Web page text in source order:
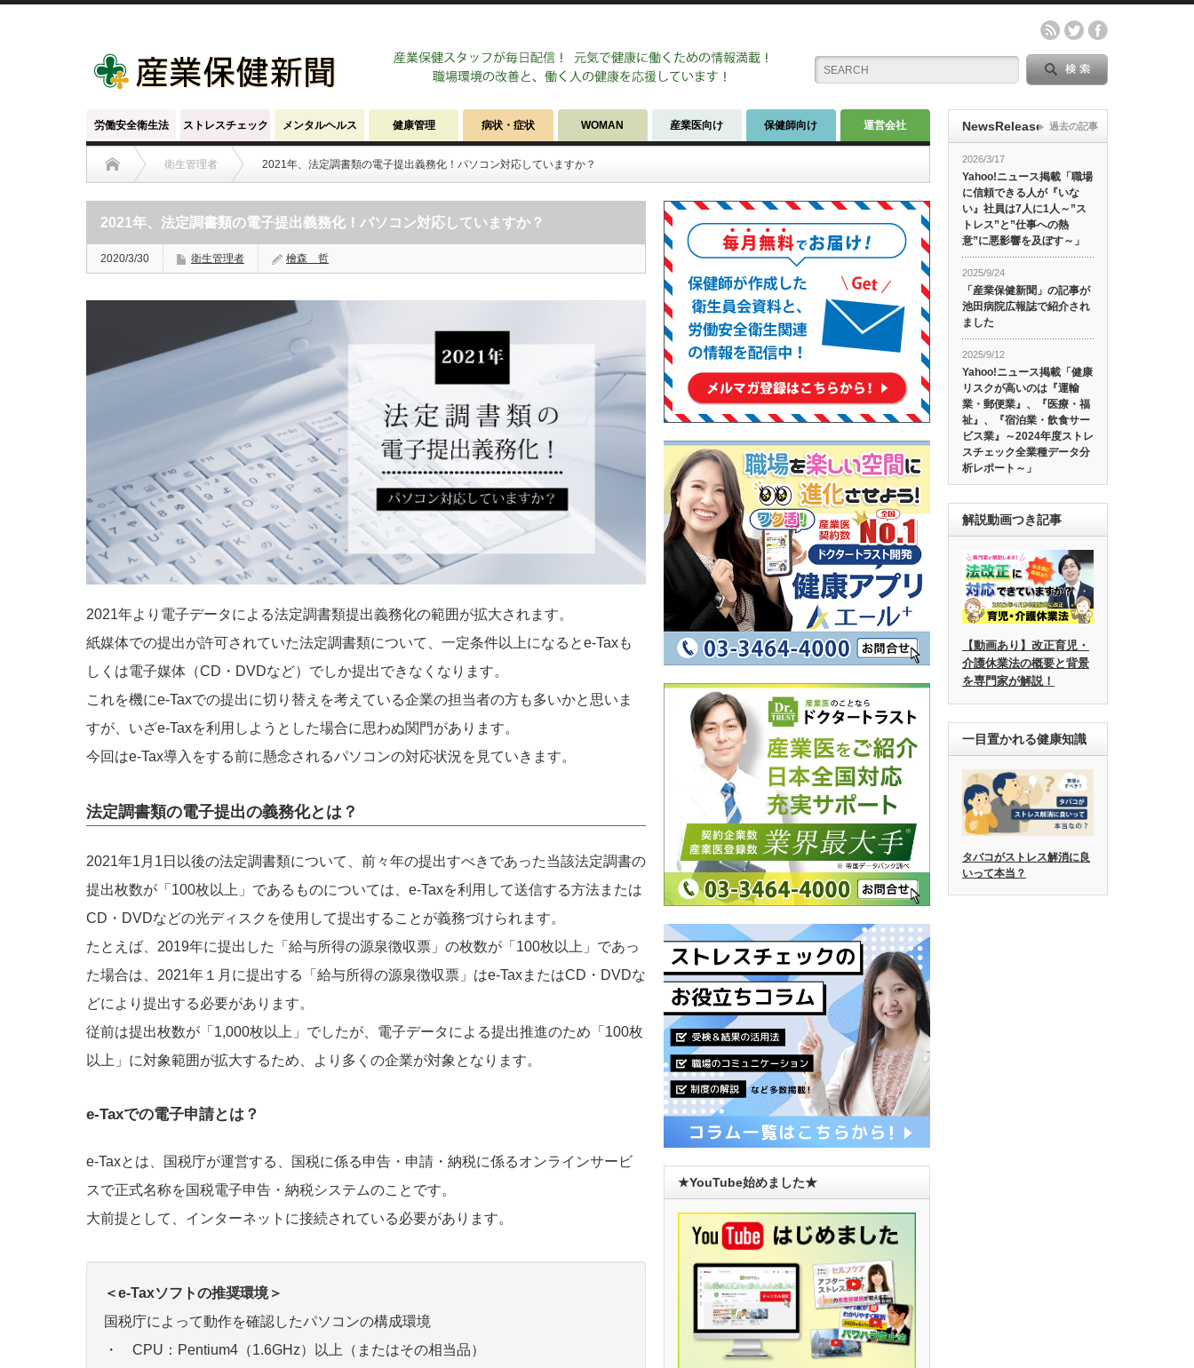
労働安全衛生法 ストレスチェック メンタルヘルス 健康管理 病状・症状 WOMAN 産業医向け 保健師向け 運営会社
衛生管理者 2021年、法定調書類の電子提出義務化！パソコン対応していますか？
2021年、法定調書類の電子提出義務化！パソコン対応していますか？
2020/3/30 衛生管理者 檜森 哲
2021年より電子データによる法定調書類提出義務化の範囲が拡大されます。
紙媒体での提出が許可されていた法定調書類について、一定条件以上になるとe-Taxも
しくは電子媒体（CD・DVDなど）でしか提出できなくなります。
これを機にe-Taxでの提出に切り替えを考えている企業の担当者の方も多いかと思いま
すが、いざe-Taxを利用しようとした場合に思わぬ関門があります。
今回はe-Tax導入をする前に懸念されるパソコンの対応状況を見ていきます。
法定調書類の電子提出の義務化とは？
2021年1月1日以後の法定調書類について、前々年の提出すべきであった当該法定調書の
提出枚数が「100枚以上」であるものについては、e-Taxを利用して送信する方法または
CD・DVDなどの光ディスクを使用して提出することが義務づけられます。
たとえば、2019年に提出した「給与所得の源泉徴収票」の枚数が「100枚以上」であっ
た場合は、2021年１月に提出する「給与所得の源泉徴収票」はe-TaxまたはCD・DVDな
どにより提出する必要があります。
従前は提出枚数が「1,000枚以上」でしたが、電子データによる提出推進のため「100枚
以上」に対象範囲が拡大するため、より多くの企業が対象となります。
e-Taxでの電子申請とは？
e-Taxとは、国税庁が運営する、国税に係る申告・申請・納税に係るオンラインサービ
スで正式名称を国税電子申告・納税システムのことです。
大前提として、インターネットに接続されている必要があります。
＜e-Taxソフトの推奨環境＞
国税庁によって動作を確認したパソコンの構成環境
・ CPU：Pentium4（1.6GHz）以上（またはその相当品）
★YouTube始めました★
NewsRelease
2026/3/17
Yahoo!ニュース掲載「職場
に信頼できる人が『いな
い』社員は7人に1人～”ス
トレス”と”仕事への熱
意”に悪影響を及ぼす～」
2025/9/24
「産業保健新聞」の記事が
池田病院広報誌で紹介され
ました
2025/9/12
Yahoo!ニュース掲載「健康
リスクが高いのは『運輸
業・郵便業』、『医療・福
祉』、『宿泊業・飲食サー
ビス業』～2024年度ストレ
スチェック全業種データ分
析レポート～」
過去の記事
解説動画つき記事
【動画あり】改正育児・
介護休業法の概要と背景
を専門家が解説！
一目置かれる健康知識
タバコがストレス解消に良
いって本当？